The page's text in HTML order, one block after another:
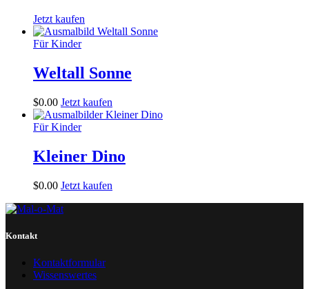
Jetzt kaufen
Für Kinder
Weltall Sonne
$0.00 Jetzt kaufen
Für Kinder
Kleiner Dino
$0.00 Jetzt kaufen
Kontakt
Kontaktformular
Wissenswertes